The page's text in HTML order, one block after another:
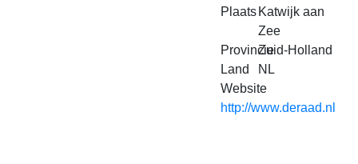
Plaats Katwijk aan
Zee
ProvincieZuid-Holland
Land
NL
Website
http://www.deraad.nl